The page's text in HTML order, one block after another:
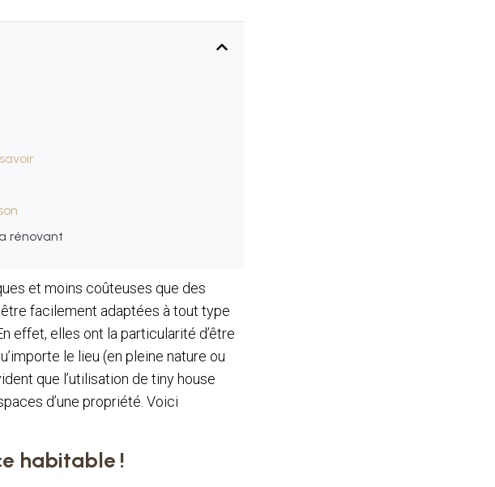
rénovant
et moins coûteuses que des
facilement adaptées à tout type
effet, elles ont la particularité d’être
le lieu (en pleine nature ou
que l’utilisation de tiny house
d’une propriété. Voici
habitable !